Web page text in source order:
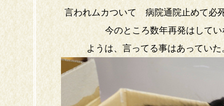
言われムカついて 病院通院止めて必
今のところ数年再発はして
ようは、言ってる事はあってい